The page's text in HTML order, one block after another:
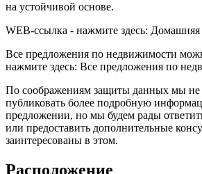
на устойчивой основе.
WEB-ссылка - нажмите здесь:
Все предложения по недвижимости
нажмите здесь: Все предложения по
По соображениям защиты данных мы не
публиковать более подробную
предложении, но мы будем рады
или предоставить дополнительные
заинтересованы в этом.
Расположение